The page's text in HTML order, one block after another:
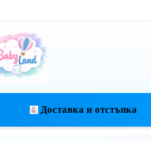
Доставка и отстъпка